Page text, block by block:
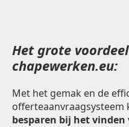
Het grote
chapewerken.eu:
Met het gemak en de
offerteaanvraagsysteem
besparen bij het